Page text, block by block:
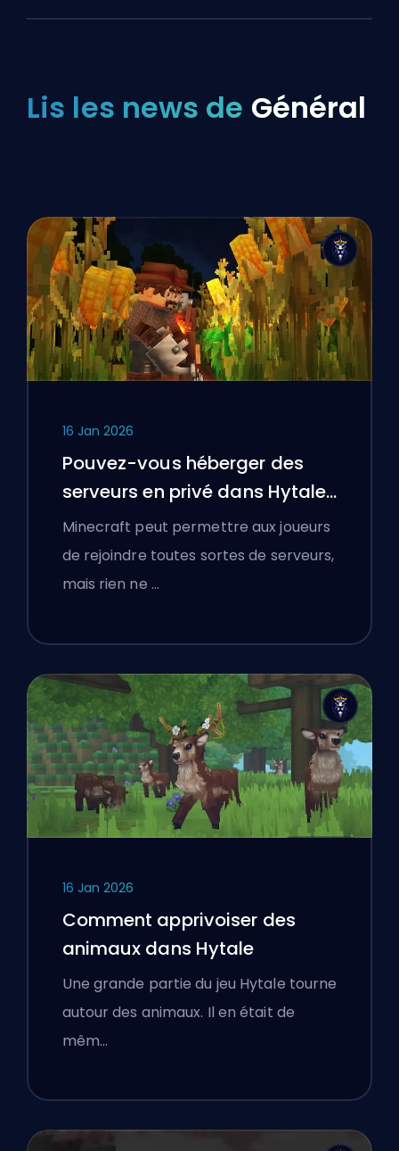
Lis les news de Général
16 Jan 2026
Pouvez-vous héberger des
serveurs en privé dans Hytale
?
Minecraft peut permettre aux joueurs
de rejoindre toutes sortes de serveurs,
mais rien ne …
16 Jan 2026
Comment apprivoiser des
animaux dans Hytale
Une grande partie du jeu Hytale tourne
autour des animaux. Il en était de
mêm…